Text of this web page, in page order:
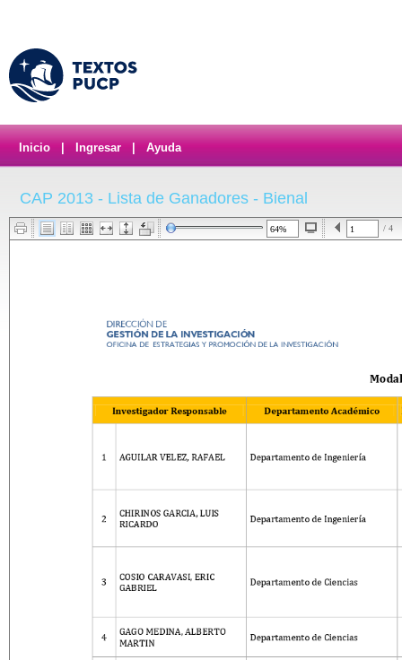
Inicio Ingresar Ayuda
CAP 2013 - Lista de Ganadores - Bienal
/ 4